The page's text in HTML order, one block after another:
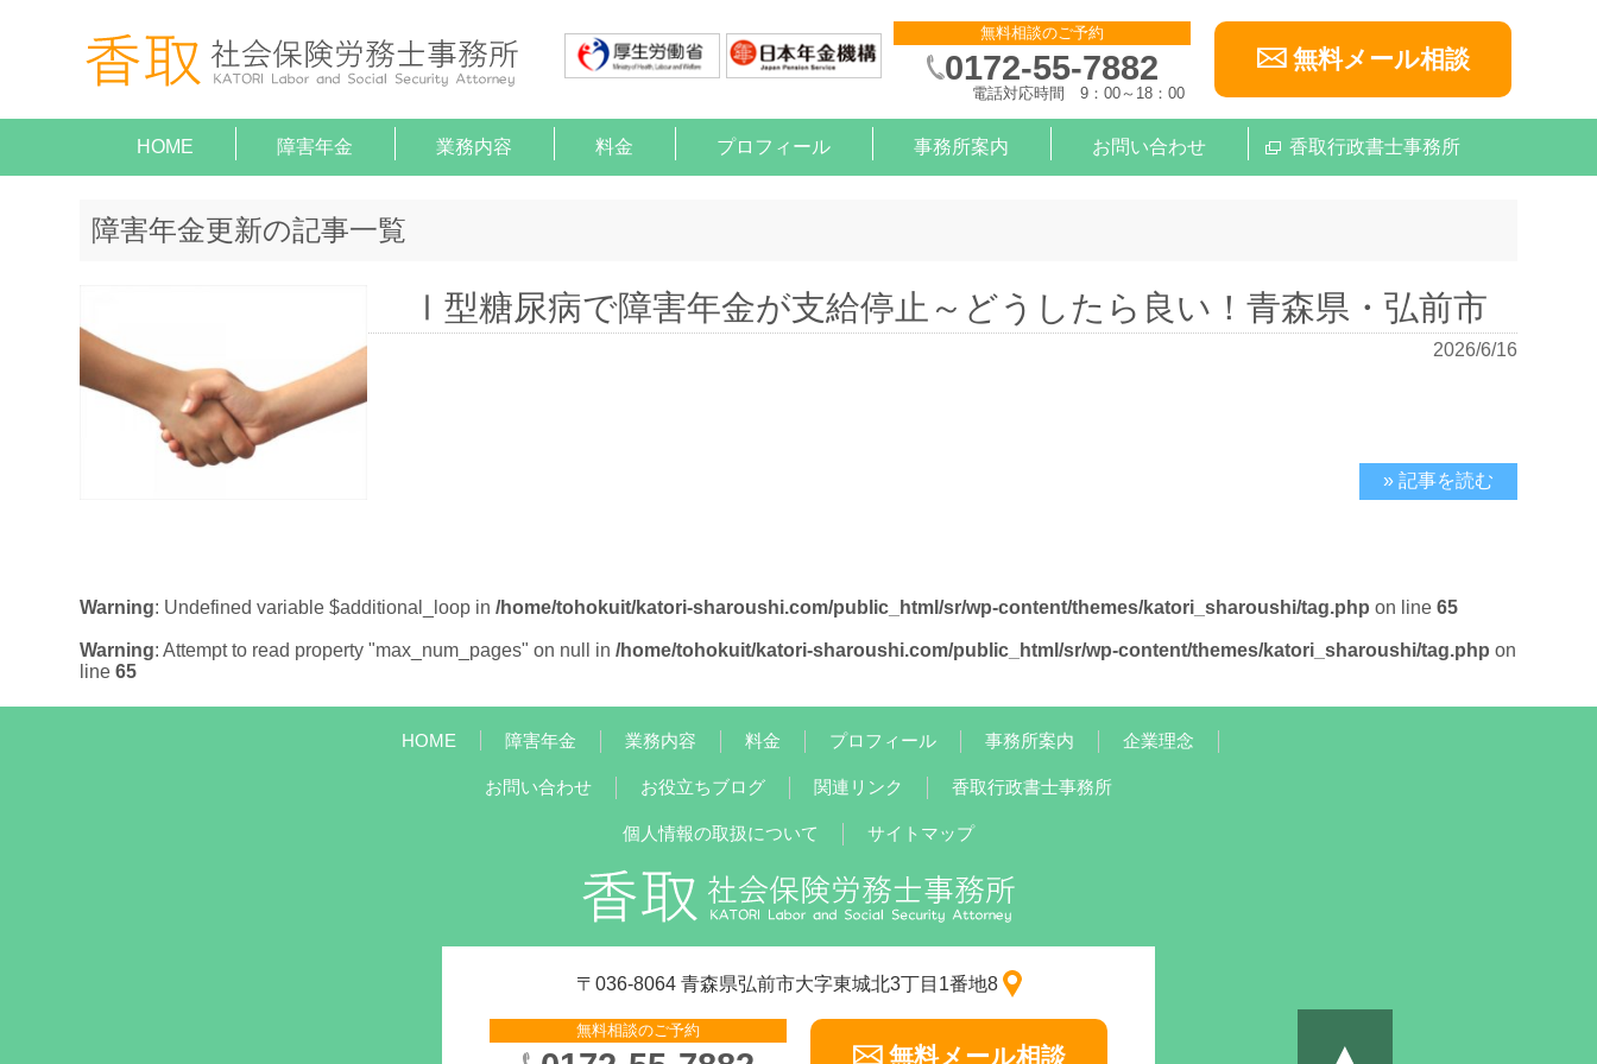
無料相談のご予約
0172-55-7882
電話対応時間 9：00～18：00
無料メール相談
HOME 障害年金 業務内容 料金 プロフィール 事務所案内 お問い合わせ 香取行政書士事務所
障害年金更新の記事一覧
Ⅰ型糖尿病で障害年金が支給停止～どうしたら良い！青森県・弘前市
2026/6/16
» 記事を読む
Warning: Undefined variable $additional_loop in/home/tohokuit/katori-sharoushi.com/public_html/sr/wp-content/themes/katori_sharoushi/tag.php on line65
Warning: Attempt to read property "max_num_pages" on null in/home/tohokuit/katori-sharoushi.com/public_html/sr/wp-content/themes/katori_sharoushi/tag.php on
line65
HOME 障害年金 業務内容 料金 プロフィール 事務所案内 企業理念
お問い合わせ お役立ちブログ 関連リンク 香取行政書士事務所
個人情報の取扱について サイトマップ
〒036-8064 青森県弘前市大字東城北3丁目1番地8
無料相談のご予約
無料メール相談